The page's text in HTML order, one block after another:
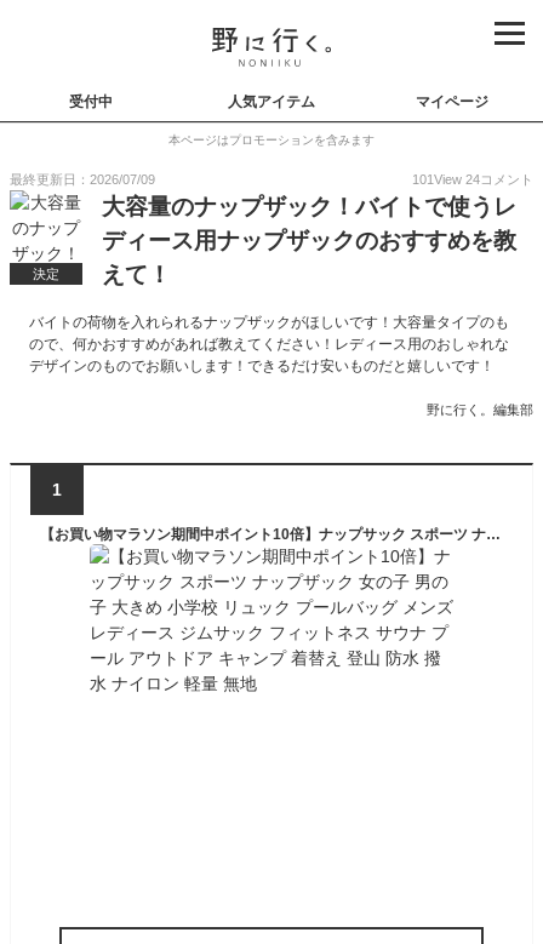
受付中 人気アイテム マイページ
本ページはプロモーションを含みます
最終更新日：2026/07/09 101View 24コメント
決定
大容量のナップザック！バイトで使うレ
ディース用ナップザックのおすすめを教
えて！
バイトの荷物を入れられるナップザックがほしいです！大容量タイプのも
ので、何かおすすめがあれば教えてください！レディース用のおしゃれな
デザインのものでお願いします！できるだけ安いものだと嬉しいです！
野に行く。編集部
1
【お買い物マラソン期間中ポイント10倍】ナップサック スポーツ ナップザック 女の子 男の子 大きめ 小学校 リュック プールバッグ メンズ レディース ジムサック フィットネス サウナ プール アウトドア キャンプ 着替え 登山 防水 撥水 ナイロン 軽量 無地